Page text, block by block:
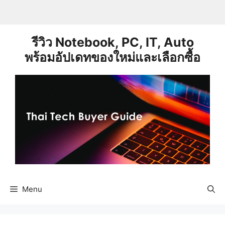
รีวิว Notebook, PC, IT, Auto
พร้อมอัปเดทของใหม่และเลือกซื้อ
Menu